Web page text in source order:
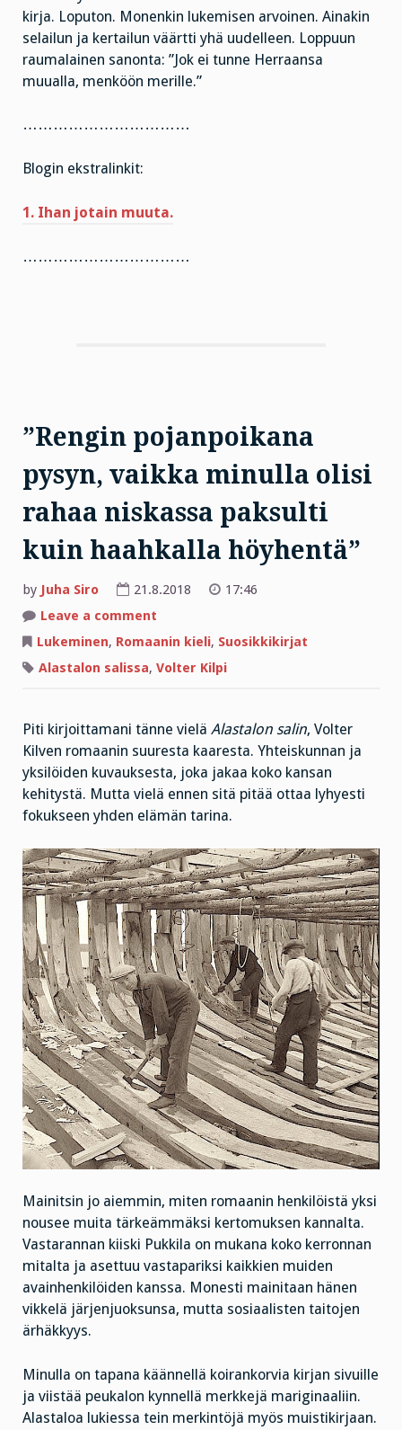
kirja. Loputon. Monenkin lukemisen arvoinen. Ainakin
selailun ja kertailun väärtti yhä uudelleen. Loppuun
raumalainen sanonta: ”Jok ei tunne Herraansa
muualla, menköön merille.”
……………………………
Blogin ekstralinkit:
1. Ihan jotain muuta.
……………………………
”Rengin pojanpoikana
pysyn, vaikka minulla olisi
rahaa niskassa paksulti
kuin haahkalla höyhentä”
by Juha Siro 21.8.2018
17:46
Leave a comment
pojanpoikana
vaikka
minulla
paksulti
haahkalla
höyhentä”
Lukeminen, Romaanin kieli, Suosikkikirjat
Alastalon salissa, Volter Kilpi
Piti kirjoittamani tänne vielä Alastalon salin, Volter
Kilven romaanin suuresta kaaresta. Yhteiskunnan ja
yksilöiden kuvauksesta, joka jakaa koko kansan
kehitystä. Mutta vielä ennen sitä pitää ottaa lyhyesti
fokukseen yhden elämän tarina.
Mainitsin jo aiemmin, miten romaanin henkilöistä yksi
nousee muita tärkeämmäksi kertomuksen kannalta.
Vastarannan kiiski Pukkila on mukana koko kerronnan
mitalta ja asettuu vastapariksi kaikkien muiden
avainhenkilöiden kanssa. Monesti mainitaan hänen
vikkelä järjenjuoksunsa, mutta sosiaalisten taitojen
ärhäkkyys.
Minulla on tapana käännellä koirankorvia kirjan sivuille
ja viistää peukalon kynnellä merkkejä mariginaaliin.
Alastaloa lukiessa tein merkintöjä myös muistikirjaan.